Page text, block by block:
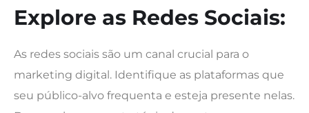
Explore as Redes Sociais:
As redes sociais são um canal crucial para o
marketing digital. Identifique as plataformas que
seu público-alvo frequenta e esteja presente nelas.